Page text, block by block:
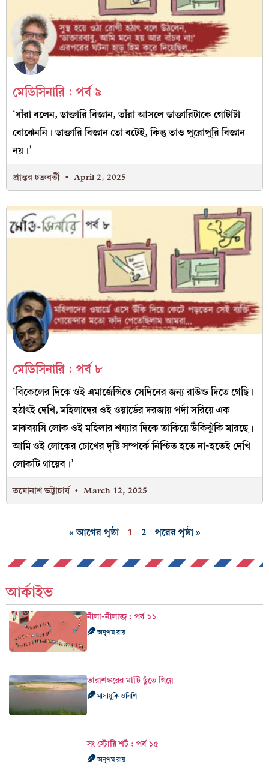
মেডিসিনারি : পর্ব ৯
‘যাঁরা বলেন, ডাক্তারি বিজ্ঞান, তাঁরা আসলে ডাক্তারিটাকে গোটাটা
বোঝেননি। ডাক্তারি বিজ্ঞান তো বটেই, কিন্তু তাও পুরোপুরি বিজ্ঞান
নয়।’
প্রান্তর চক্রবর্তী April 2, 2025
মেডিসিনারি : পর্ব ৮
‘বিকেলের দিকে ওই এমার্জেন্সিতে সেদিনের জন্য রাউন্ড দিতে গেছি।
হঠাৎই দেখি, মহিলাদের ওই ওয়ার্ডের দরজায় পর্দা সরিয়ে এক
মাঝবয়সি লোক ওই মহিলার শয্যার দিকে তাকিয়ে উঁকিঝুঁকি মারছে।
আমি ওই লোকের চোখের দৃষ্টি সম্পর্কে নিশ্চিত হতে না-হতেই দেখি
লোকটি গায়েব।’
তমোনাশ ভট্টাচার্য March 12, 2025
« আগের পৃষ্ঠা 1 2 পরের পৃষ্ঠা »
আর্কাইভ
নীলা-নীলাব্জ : পর্ব ১১
অনুপম রায়
তারাশঙ্করের মাটি ছুঁতে গিয়ে
মাসায়ুকি ওনিশি
সং স্টোরি শর্ট : পর্ব ১৫
অনুপম রায়